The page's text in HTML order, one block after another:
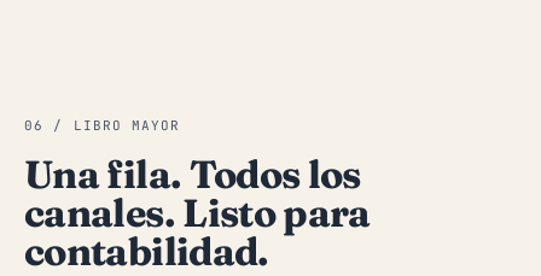
06 / LIBRO MAYOR
Una fila. Todos los
canales. Listo para
contabilidad.